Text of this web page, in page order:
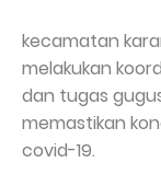
kecamatan
melakukan
dan tugas
memastikan
covid-19.